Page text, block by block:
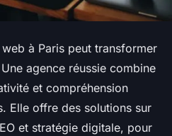
à Paris peut transformer
agence réussie combine
et compréhension
Elle offre des solutions sur
et stratégie digitale, pour